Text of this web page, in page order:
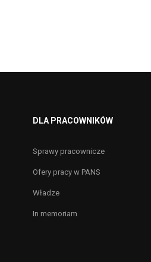
DLA PRACOWNIKÓW
Sprawy pracownicze
Ofery pracy w PANS
Władze
In memoriam